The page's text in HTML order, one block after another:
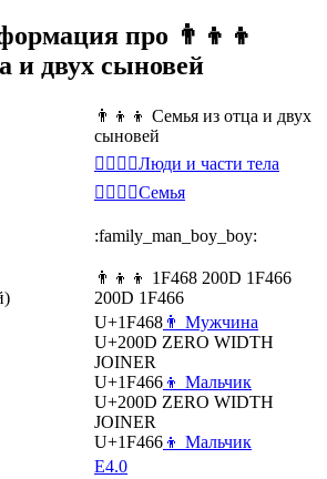
про 👨‍👦‍👦
и двух сыновей
👨‍👦‍👦 Семья из отца и двух
сыновей
👩‍❤️‍💋‍👨Люди и части тела
👩‍❤️‍💋‍👨Семья
:family_man_boy_boy:
👨‍👦‍👦 1F468 200D 1F466
200D 1F466
U+1F468 👨 Мужчина
U+200D ZERO WIDTH
JOINER
U+1F466 👦 Мальчик
U+200D ZERO WIDTH
JOINER
U+1F466 👦 Мальчик
E4.0